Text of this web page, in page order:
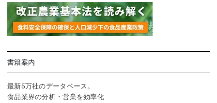
書籍案内
最新5万社のデータベース。
食品業界の分析・営業を効率化